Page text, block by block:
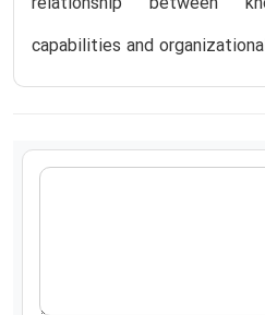
capabilities and